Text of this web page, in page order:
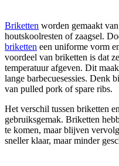
Briketten worden gemaakt
houtskoolresten of zaagsel.
briketten een uniforme vorm
voordeel van briketten is dat
temperatuur afgeven. Dit
lange barbecuesessies. Denk
van pulled pork of spare ribs.
Het verschil tussen briketten
gebruiksgemak. Briketten
te komen, maar blijven
sneller klaar, maar minder